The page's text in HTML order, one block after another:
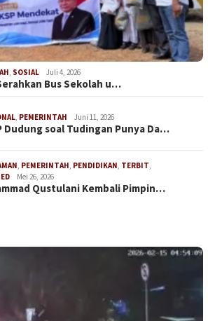
, SOSIAL Juli 4, 2026
Bus Sekolah u…
, PEMERINTAH Juni 11, 2026
Dudung soal Tudingan Punya Da…
, PEMERINTAH, PENDIDIKAN, TERBIT,
Mei 26, 2026
Qustulani Kembali Pimpin…